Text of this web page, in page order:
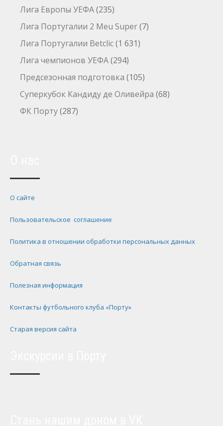
Лига Европы УЕФА(235)
Лига Португалии 2 Meu Super(7)
Лига Португалии Betclic(1 631)
Лига чемпионов УЕФА(294)
Предсезонная подготовка (105)
Суперкубок Кандиду де Оливейра (68)
ФК Порту(287)
О сайте
Пользовательское соглашение
Политика в отношении обработки персональных данных
Обратная связь
Полезная информация
Контакты футбольного клуба «Порту»
Старая версия сайта